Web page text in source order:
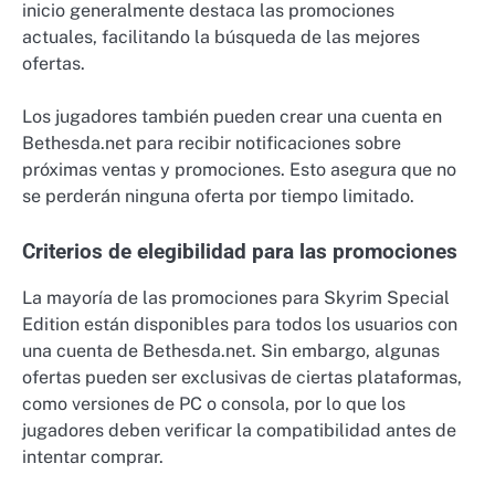
inicio generalmente destaca las promociones
actuales, facilitando la búsqueda de las mejores
ofertas.
Los jugadores también pueden crear una cuenta en
Bethesda.net para recibir notificaciones sobre
próximas ventas y promociones. Esto asegura que no
se perderán ninguna oferta por tiempo limitado.
Criterios de elegibilidad para las promociones
La mayoría de las promociones para Skyrim Special
Edition están disponibles para todos los usuarios con
una cuenta de Bethesda.net. Sin embargo, algunas
ofertas pueden ser exclusivas de ciertas plataformas,
como versiones de PC o consola, por lo que los
jugadores deben verificar la compatibilidad antes de
intentar comprar.